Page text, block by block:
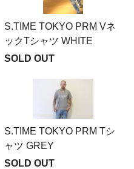
S.TIME TOKYO PRM Vネ
ックTシャツ WHITE
SOLD OUT
S.TIME TOKYO PRM Tシ
ャツ GREY
SOLD OUT